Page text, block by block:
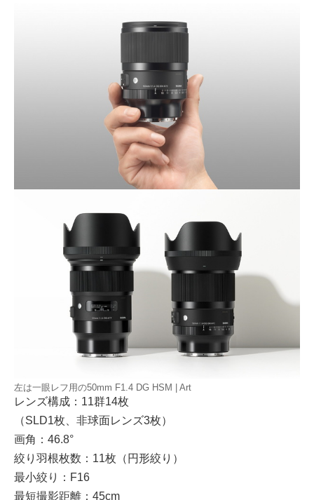
左は一眼レフ用の50mm F1.4 DG HSM | Art
レンズ構成：11群14枚
（SLD1枚、非球面レンズ3枚）
画角：46.8°
絞り羽根枚数：11枚（円形絞り）
最小絞り：F16
最短撮影距離：45cm